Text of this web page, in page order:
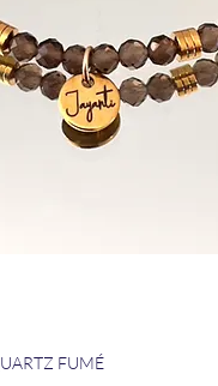
FUMÉ